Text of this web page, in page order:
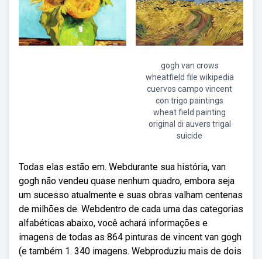
gogh van crows
wheatfield file wikipedia
cuervos campo vincent
con trigo paintings
wheat field painting
original di auvers trigal
suicide
Todas elas estão em. Webdurante sua história, van
gogh não vendeu quase nenhum quadro, embora seja
um sucesso atualmente e suas obras valham centenas
de milhões de. Webdentro de cada uma das categorias
alfabéticas abaixo, você achará informações e
imagens de todas as 864 pinturas de vincent van gogh
(e também 1. 340 imagens. Webproduziu mais de dois